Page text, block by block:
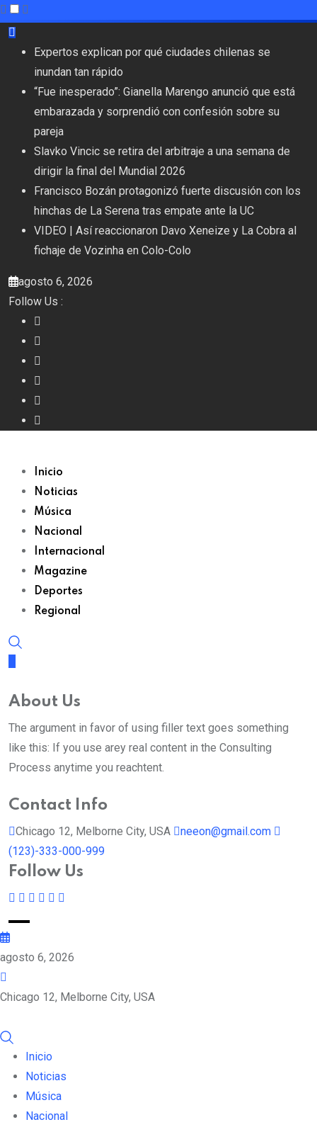
Skip
content
Expertos explican por qué ciudades chilenas se
inundan tan rápido
“Fue inesperado”: Gianella Marengo anunció que está
embarazada y sorprendió con confesión sobre su
pareja
Slavko Vincic se retira del arbitraje a una semana de
dirigir la final del Mundial 2026
Francisco Bozán protagonizó fuerte discusión con los
hinchas de La Serena tras empate ante la UC
VIDEO | Así reaccionaron Davo Xeneize y La Cobra al
fichaje de Vozinha en Colo-Colo
agosto 6, 2026
Follow Us :
Inicio
Noticias
Música
Nacional
Internacional
Magazine
Deportes
Regional
About Us
The argument in favor of using filler text goes something
like this: If you use arey real content in the Consulting
Process anytime you reachtent.
Contact Info
Chicago 12, Melborne City, USA
neeon@gmail.com
(123)-333-000-999
Follow Us
agosto 6, 2026
Chicago 12, Melborne City, USA
Inicio
Noticias
Música
Nacional